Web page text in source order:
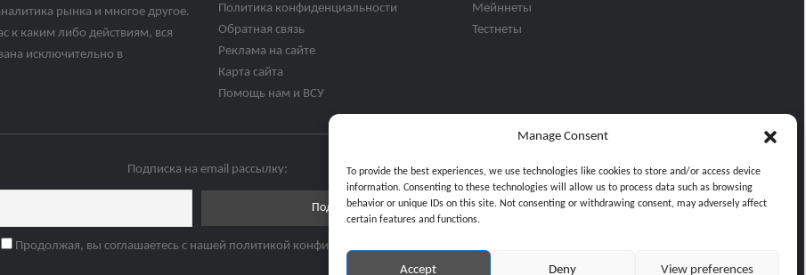
Manage Consent
To provide the best experiences, we use technologies like cookies to store and/or access device
information. Consenting to these technologies will allow us to process data such as browsing
behavior or unique IDs on this site. Not consenting or withdrawing consent, may adversely affect
certain features and functions.
Accept Deny View preferences
рынка и многое другое.
к каким либо действиям, вся
исключительно в
Политика конфиденциальности
Обратная связь
Реклама на сайте
Карта сайта
Помощь нам и ВСУ
Мейннеты
Тестнеты
Подписка на email рассылку:
Продолжая, вы соглашаетесь с нашей политикой конфиденциальности